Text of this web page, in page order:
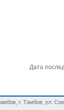
Дата
г. Тамбов, ул.